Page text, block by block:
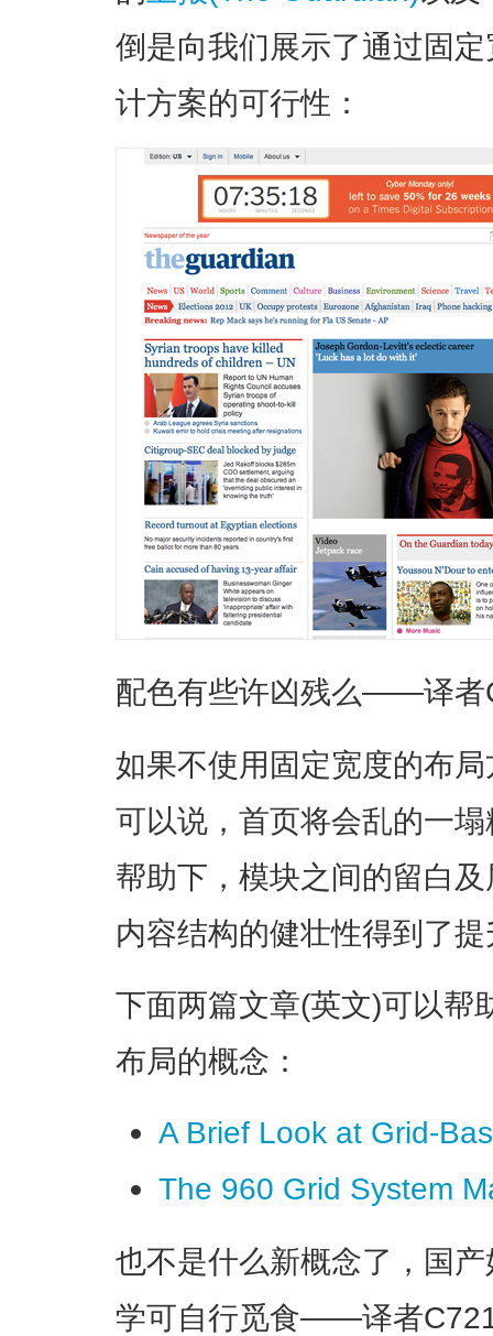
倒是向我们展示了通过固
计方案的可行性：
配色有些许凶残么——译者
如果不使用固定宽度的布
可以说，首页将会乱的一
帮助下，模块之间的留白
内容结构的健壮性得到了
下面两篇文章(英文)可以帮
布局的概念：
A Brief Look at Grid-
The 960 Grid System
也不是什么新概念了，国
学可自行觅食——译者